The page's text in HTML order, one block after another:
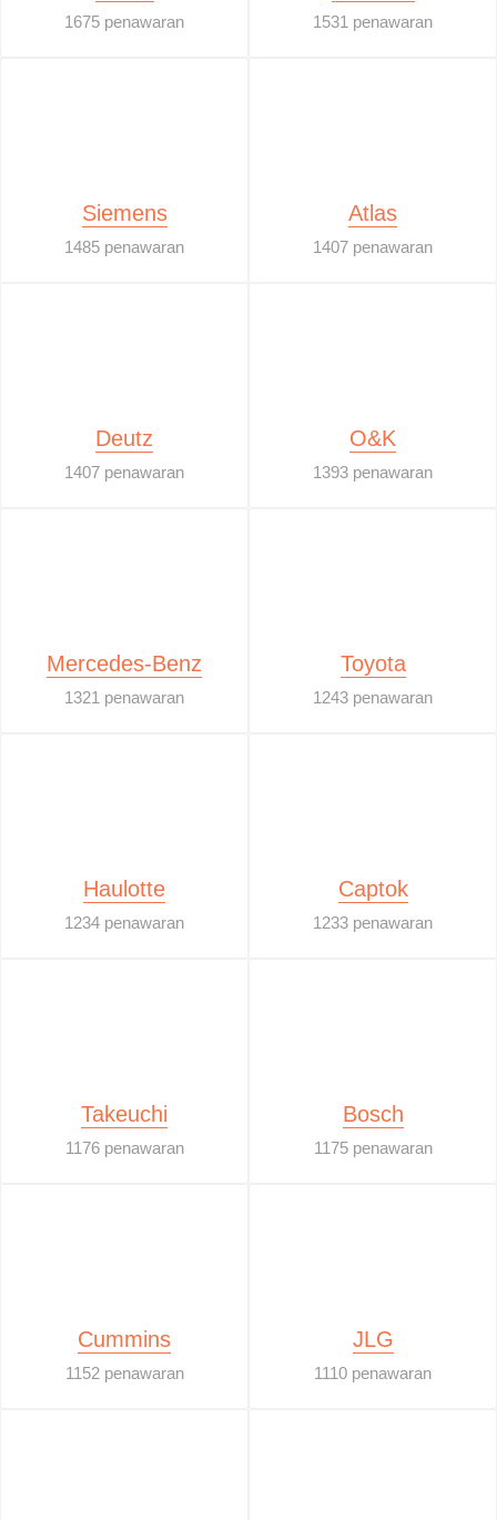
1675 penawaran 1531 penawaran
Siemens
1485 penawaran
Atlas
1407 penawaran
Deutz
1407 penawaran
O&K
1393 penawaran
Mercedes-Benz
1321 penawaran
Toyota
1243 penawaran
Haulotte
1234 penawaran
Captok
1233 penawaran
Takeuchi
1176 penawaran
Bosch
1175 penawaran
Cummins
1152 penawaran
JLG
1110 penawaran